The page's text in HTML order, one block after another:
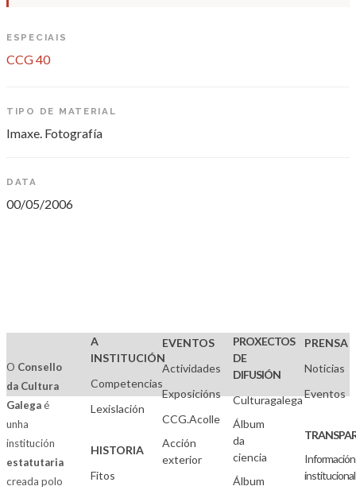
ESPECIAIS
CCG 40
TIPO DE MATERIAL
Imaxe. Fotografía
DATA
00/05/2006
O Consello
da Cultura
Galegaé
unha
institución
estatutaria
creada polo
A
INSTITUCIÓN
Competencias
Lexislación
HISTORIA
Fitos
EVENTOS
Actividades
Exposicións
CCG.Acolle
Acción
exterior
PROXECTOS
DE
DIFUSIÓN
Culturagalega
Álbum
da
ciencia
Álbum
PRENSA
Noticias
Eventos
Información
institucional